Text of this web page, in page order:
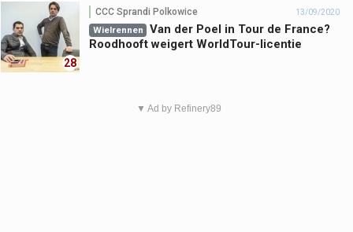
28
CCC Sprandi Polkowice 13/09/2020
Wielrennen
Van der Poel in Tour de France?
Roodhooft weigert WorldTour-licentie
▼ Ad by Refinery89